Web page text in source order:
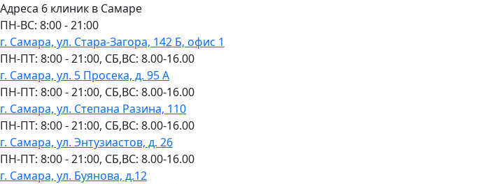
Адреса 6 клиник в Самаре
ПН-ВC: 8:00 - 21:00
г. Самара, ул. Стара-Загора, 142 Б, офис 1
ПН-ПТ: 8:00 - 21:00, СБ,ВС: 8.00-16.00
г. Самара, ул. 5 Просека, д. 95 А
ПН-ПТ: 8:00 - 21:00, СБ,ВС: 8.00-16.00
г. Самара, ул. Степана Разина, 110
ПН-ПТ: 8:00 - 21:00, СБ,ВС: 8.00-16.00
г. Самара, ул. Энтузиастов, д. 26
ПН-ПТ: 8:00 - 21:00, СБ,ВС: 8.00-16.00
г. Самара, ул. Буянова, д.12